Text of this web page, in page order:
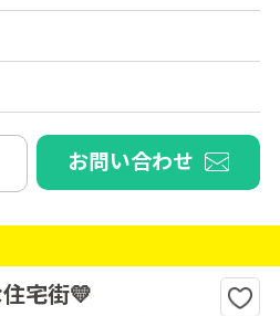
お問い合わせ
宅街💛